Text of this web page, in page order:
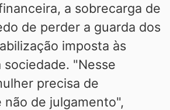
a sobrecarga de
de perder a guarda dos
imposta às
sociedade. "Nesse
precisa de
não de julgamento",